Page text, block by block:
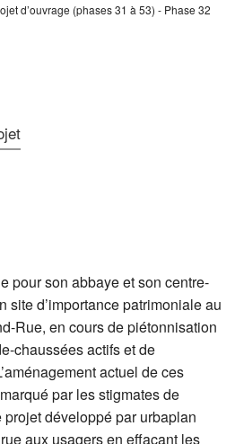
d’ouvrage (phases 31 à 53) - Phase 32
pour son abbaye et son centre-
site d’importance patrimoniale au
Rue, en cours de piétonnisation
chaussées actifs et de
actuel de ces
par les stigmates de
projet développé par urbaplan
aux usagers en effaçant les